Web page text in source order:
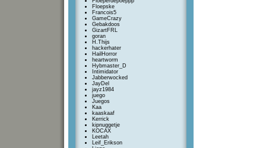
Floepske
Francois5
GameCrazy
Gebakdoos
GizartFRL
goran
H.Thijs
hackerhater
HailHorror
heartworm
Hybmaster_D
Intimidator
Jabberwocked
JayDel
jayz1984
juego
Juegos
Kaa
kaaskaaf
Kerrick
kipnuggetje
KOCAX
Leetah
Leif_Erikson